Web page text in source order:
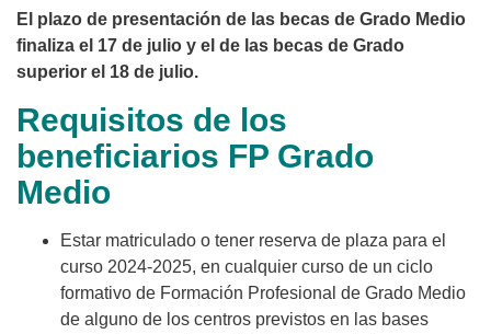
El plazo de presentación de las becas de Grado Medio
finaliza el 17 de julio y el de las becas de Grado
superior el 18 de julio.
Requisitos de los
beneficiarios FP Grado
Medio
Estar matriculado o tener reserva de plaza para el
curso 2024-2025, en cualquier curso de un ciclo
formativo de Formación Profesional de Grado Medio
de alguno de los centros previstos en las bases